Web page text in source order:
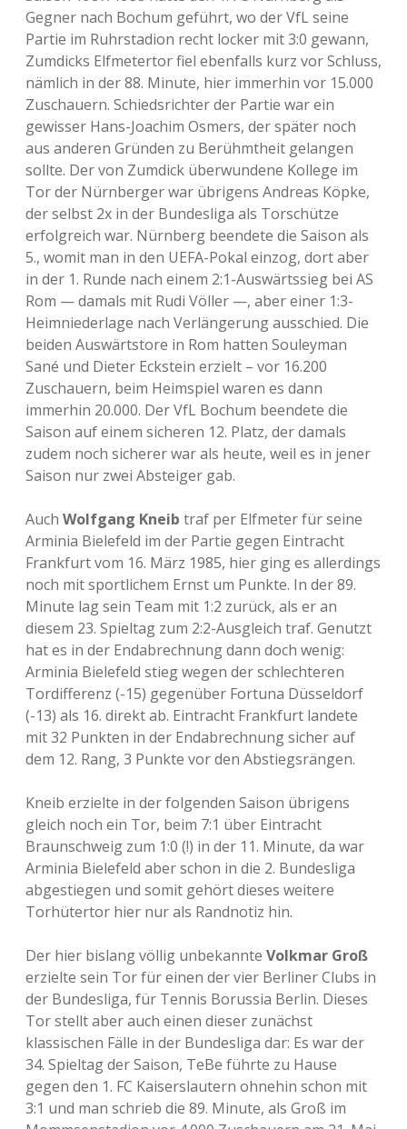
Gegner nach Bochum geführt, wo der VfL seine
Partie im Ruhrstadion recht locker mit 3:0 gewann,
Zumdicks Elfmetertor fiel ebenfalls kurz vor Schluss,
nämlich in der 88. Minute, hier immerhin vor 15.000
Zuschauern. Schiedsrichter der Partie war ein
gewisser Hans-Joachim Osmers, der später noch
aus anderen Gründen zu Berühmtheit gelangen
sollte. Der von Zumdick überwundene Kollege im
Tor der Nürnberger war übrigens Andreas Köpke,
der selbst 2x in der Bundesliga als Torschütze
erfolgreich war. Nürnberg beendete die Saison als
5., womit man in den UEFA-Pokal einzog, dort aber
in der 1. Runde nach einem 2:1-Auswärtssieg bei AS
Rom — damals mit Rudi Völler —, aber einer 1:3-
Heimniederlage nach Verlängerung ausschied. Die
beiden Auswärtstore in Rom hatten Souleyman
Sané und Dieter Eckstein erzielt – vor 16.200
Zuschauern, beim Heimspiel waren es dann
immerhin 20.000. Der VfL Bochum beendete die
Saison auf einem sicheren 12. Platz, der damals
zudem noch sicherer war als heute, weil es in jener
Saison nur zwei Absteiger gab.
Auch Wolfgang Kneib traf per Elfmeter für seine
Arminia Bielefeld im der Partie gegen Eintracht
Frankfurt vom 16. März 1985, hier ging es allerdings
noch mit sportlichem Ernst um Punkte. In der 89.
Minute lag sein Team mit 1:2 zurück, als er an
diesem 23. Spieltag zum 2:2-Ausgleich traf. Genutzt
hat es in der Endabrechnung dann doch wenig:
Arminia Bielefeld stieg wegen der schlechteren
Tordifferenz (-15) gegenüber Fortuna Düsseldorf
(-13) als 16. direkt ab. Eintracht Frankfurt landete
mit 32 Punkten in der Endabrechnung sicher auf
dem 12. Rang, 3 Punkte vor den Abstiegsrängen.
Kneib erzielte in der folgenden Saison übrigens
gleich noch ein Tor, beim 7:1 über Eintracht
Braunschweig zum 1:0 (!) in der 11. Minute, da war
Arminia Bielefeld aber schon in die 2. Bundesliga
abgestiegen und somit gehört dieses weitere
Torhütertor hier nur als Randnotiz hin.
Der hier bislang völlig unbekannte Volkmar Groß
erzielte sein Tor für einen der vier Berliner Clubs in
der Bundesliga, für Tennis Borussia Berlin. Dieses
Tor stellt aber auch einen dieser zunächst
klassischen Fälle in der Bundesliga dar: Es war der
34. Spieltag der Saison, TeBe führte zu Hause
gegen den 1. FC Kaiserslautern ohnehin schon mit
3:1 und man schrieb die 89. Minute, als Groß im